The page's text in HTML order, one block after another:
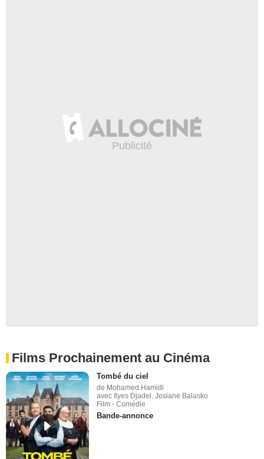
Films Prochainement au Cinéma
Tombé du ciel
de Mohamed Hamidi
avec Ilyes Djadel, Josiane Balasko
Film - Comédie
Bande-annonce